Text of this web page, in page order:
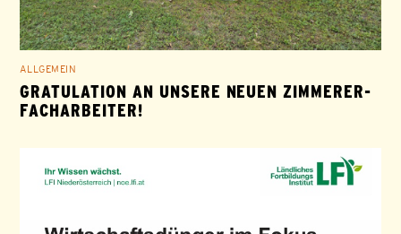
ALLGEMEIN
GRATULATION AN UNSERE NEUEN ZIMMERER-
FACHARBEITER!